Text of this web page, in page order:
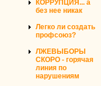
КОРРУПЦИЯ... а
без нее никак
Легко ли создать
профсоюз?
ЛЖЕВЫБОРЫ
СКОРО - горячая
линия по
нарушениям